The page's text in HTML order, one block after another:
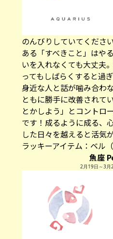
のんびりしていてくださ
ある「すべきこと」はや
いを入れなくても大丈夫
ってもしばらくすると過
身近な人と話が噛み合わ
ともに勝手に改善されて
とかしよう」とコントロ
です！成るように成る、
した日々を越えると活気
ラッキーアイテム：ベル（
魚座
2月19日～3月